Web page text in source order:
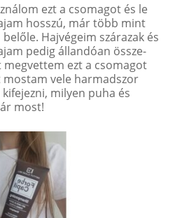
ezt a csomagot és le
hosszú, már több mint
Hajvégeim szárazak és
pedig állandóan össze-
ezt a csomagot
mostam vele harmadszor
milyen puha és
most!